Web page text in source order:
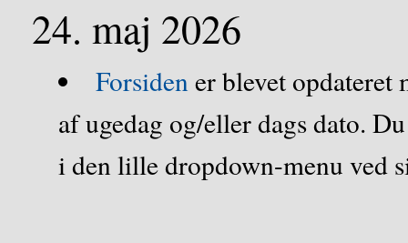
24. maj 2026
Forsiden er blevet
af ugedag og/eller dags dato.
i den lille dropdown-menu ved